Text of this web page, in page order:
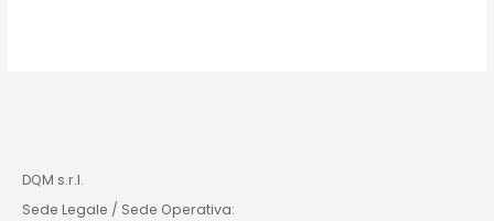
DQM s.r.l.
Sede Legale / Sede Operativa: